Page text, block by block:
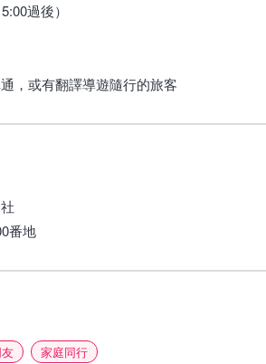
過後）
，或有翻譯導遊隨行的旅客
番地
家庭同行